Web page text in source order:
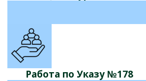
Работа по Указу №178